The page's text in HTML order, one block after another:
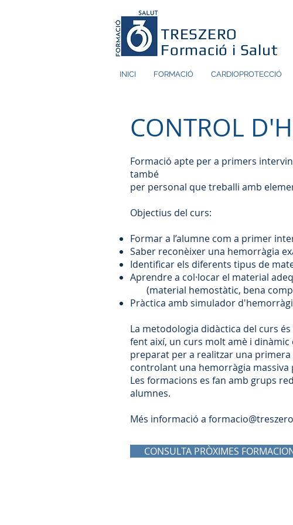
TRESZERO
Formació i Salut
INICI FORMACIÓ CARDIOPROTECCIÓ
CONTROL
Formació apte per a primers
també
per personal que treballi amb
Objectius del curs:
Formar a l’alumne com a primer
Saber reconèixer una hemorràgia
Identificar els diferents tipus de
Aprendre a col·locar el material
(material hemostàtic, bena
Pràctica amb simulador
La metodologia didàctica del curs
fent així, un curs molt amè i dinàmic
preparat per a realitzar una primera
controlant una hemorràgia massiva
Les formacions es fan amb grups
alumnes.
Més informació a
CONSULTA PRÒXIMES